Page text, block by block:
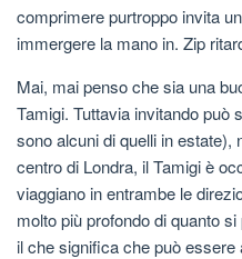
comprimere purtroppo invita
immergere la mano in. Zip
Mai, mai penso che sia una
Tamigi. Tuttavia invitando può
sono alcuni di quelli in estate),
centro di Londra, il Tamigi è
viaggiano in entrambe le
molto più profondo di quanto
il che significa che può